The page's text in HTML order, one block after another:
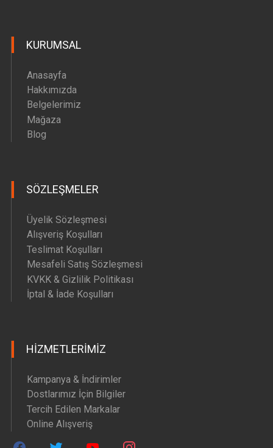
KURUMSAL
Anasayfa
Hakkımızda
Belgelerimiz
Mağaza
Blog
SÖZLEŞMELER
Üyelik Sözleşmesi
Alışveriş Koşulları
Teslimat Koşulları
Mesafeli Satış Sözleşmesi
KVKK & Gizlilik Politikası
İptal & İade Koşulları
HIZMETLERIMIZ
Kampanya & İndirimler
Dostlarımız İçin Bilgiler
Tercih Edilen Markalar
Online Alışveriş